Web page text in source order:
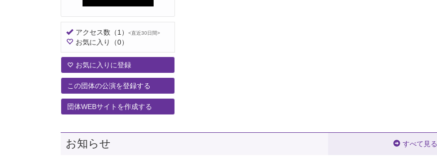
アクセス数 （1） <直近30日間>
お気に入り （0）
お気に入りに登録
この団体の公演を登録する
団体WEBサイトを作成する
お知らせ すべて見る